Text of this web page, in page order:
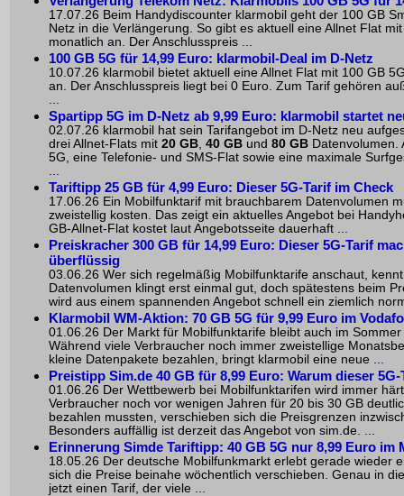
17.07.26 Beim Handydiscounter klarmobil geht der 100 GB
Netz in die Verlängerung. So gibt es aktuell eine Allnet Flat
monatlich an. Der Anschlusspreis ...
100 GB 5G für 14,99 Euro: klarmobil-Deal im D-Netz
10.07.26 klarmobil bietet aktuell eine Allnet Flat mit 100 GB
an. Der Anschlusspreis liegt bei 0 Euro. Zum Tarif gehören
Spartipp 5G im D-Netz ab 9,99 Euro: klarmobil startet
02.07.26 klarmobil hat sein Tarifangebot im D-Netz neu
drei Allnet-Flats mit 20 GB 40 GB und 80 GB Datenvolumen.
5G, eine Telefonie- und SMS-Flat sowie eine maximale
Tariftipp 25 GB für 4,99 Euro: Dieser 5G-Tarif im Check
17.06.26 Ein Mobilfunktarif mit brauchbarem Datenvolumen
zweistellig kosten. Das zeigt ein aktuelles Angebot bei
GB-Allnet-Flat kostet laut Angebotsseite dauerhaft ...
Preiskracher 300 GB für 14,99 Euro: Dieser 5G-Tarif
überflüssig
03.06.26 Wer sich regelmäßig Mobilfunktarife anschaut,
Datenvolumen klingt erst einmal gut, doch spätestens beim
wird aus einem spannenden Angebot schnell ein ziemlich
Klarmobil WM-Aktion: 70 GB 5G für 9,99 Euro im
01.06.26 Der Markt für Mobilfunktarife bleibt auch im
Während viele Verbraucher noch immer zweistellige
kleine Datenpakete bezahlen, bringt klarmobil eine neue ...
Preistipp Sim.de 40 GB für 8,99 Euro: Warum dieser
01.06.26 Der Wettbewerb bei Mobilfunktarifen wird immer
Verbraucher noch vor wenigen Jahren für 20 bis 30 GB
bezahlen mussten, verschieben sich die Preisgrenzen
Besonders auffällig ist derzeit das Angebot von sim.de. ...
Erinnerung Simde Tariftipp: 40 GB 5G nur 8,99 Euro im
18.05.26 Der deutsche Mobilfunkmarkt erlebt gerade wieder
sich die Preise beinahe wöchentlich verschieben. Genau in
jetzt einen Tarif, der viele ...